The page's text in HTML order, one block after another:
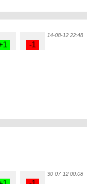
14-08-12 22:48
30-07-12 00:08